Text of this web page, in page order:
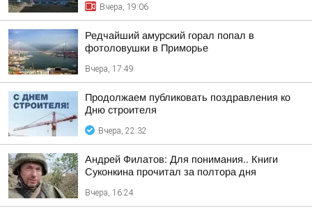
Вчера, 19:06
Редчайший амурский горал попал в
фотоловушки в Приморье
Вчера, 17:49
Продолжаем публиковать поздравления ко
Дню строителя
Вчера, 22:32
Андрей Филатов: Для понимания.. Книги
Суконкина прочитал за полтора дня
Вчера, 16:24